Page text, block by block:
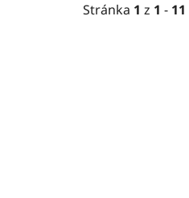
Stránka 1 z 1 - 11